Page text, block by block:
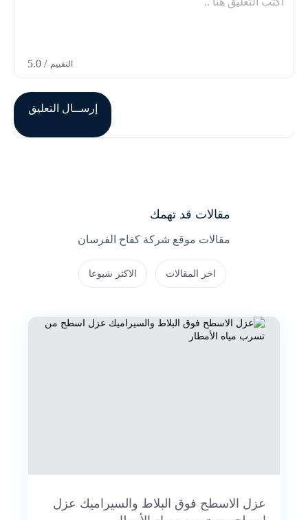
التقييم / 5.0
إرســال التعليق
مقالات قد تهمك
مقالات موقع شركة كفاح الفرسان
اخر المقالات الاكثر شيوعا
عزل الاسطح فوق البلاط والسيراميك عزل